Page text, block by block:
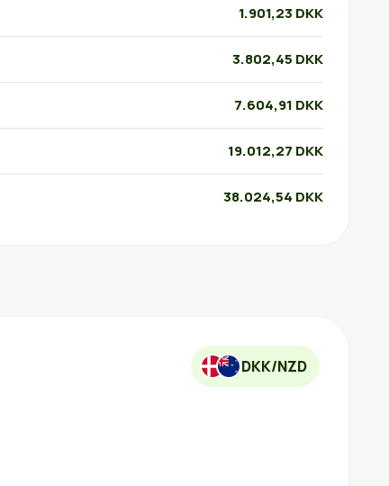
1.901,23 DKK
3.802,45 DKK
7.604,91 DKK
19.012,27 DKK
38.024,54 DKK
DKK/NZD